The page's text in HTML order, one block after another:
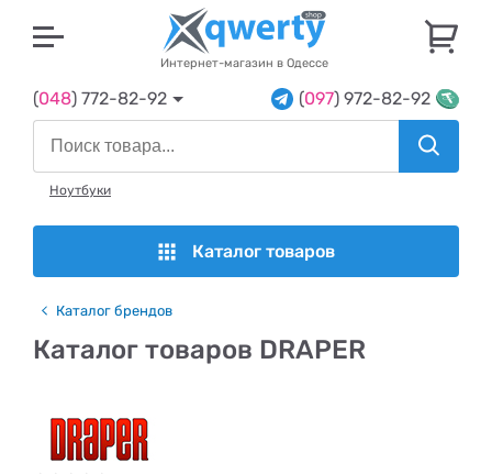
Интернет-магазин в Одессе
(048) 772-82-92 (097) 972-82-92
Ноутбуки
Каталог товаров
Каталог брендов
Каталог товаров DRAPER